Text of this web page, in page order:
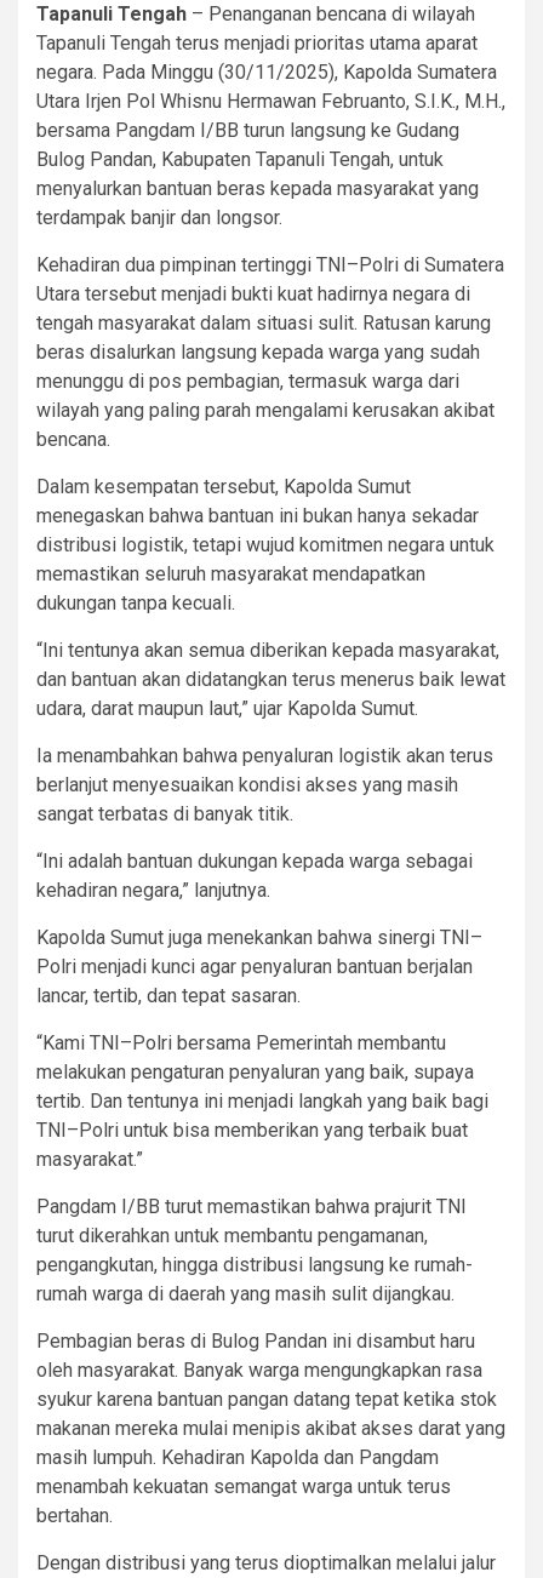
Tapanuli Tengah – Penanganan bencana di wilayah
Tapanuli Tengah terus menjadi prioritas utama aparat
negara. Pada Minggu (30/11/2025), Kapolda Sumatera
Utara Irjen Pol Whisnu Hermawan Februanto, S.I.K., M.H.,
bersama Pangdam I/BB turun langsung ke Gudang
Bulog Pandan, Kabupaten Tapanuli Tengah, untuk
menyalurkan bantuan beras kepada masyarakat yang
terdampak banjir dan longsor.
Kehadiran dua pimpinan tertinggi TNI–Polri di Sumatera
Utara tersebut menjadi bukti kuat hadirnya negara di
tengah masyarakat dalam situasi sulit. Ratusan karung
beras disalurkan langsung kepada warga yang sudah
menunggu di pos pembagian, termasuk warga dari
wilayah yang paling parah mengalami kerusakan akibat
bencana.
Dalam kesempatan tersebut, Kapolda Sumut
menegaskan bahwa bantuan ini bukan hanya sekadar
distribusi logistik, tetapi wujud komitmen negara untuk
memastikan seluruh masyarakat mendapatkan
dukungan tanpa kecuali.
“Ini tentunya akan semua diberikan kepada masyarakat,
dan bantuan akan didatangkan terus menerus baik lewat
udara, darat maupun laut,” ujar Kapolda Sumut.
Ia menambahkan bahwa penyaluran logistik akan terus
berlanjut menyesuaikan kondisi akses yang masih
sangat terbatas di banyak titik.
“Ini adalah bantuan dukungan kepada warga sebagai
kehadiran negara,” lanjutnya.
Kapolda Sumut juga menekankan bahwa sinergi TNI–
Polri menjadi kunci agar penyaluran bantuan berjalan
lancar, tertib, dan tepat sasaran.
“Kami TNI–Polri bersama Pemerintah membantu
melakukan pengaturan penyaluran yang baik, supaya
tertib. Dan tentunya ini menjadi langkah yang baik bagi
TNI–Polri untuk bisa memberikan yang terbaik buat
masyarakat.”
Pangdam I/BB turut memastikan bahwa prajurit TNI
turut dikerahkan untuk membantu pengamanan,
pengangkutan, hingga distribusi langsung ke rumah-
rumah warga di daerah yang masih sulit dijangkau.
Pembagian beras di Bulog Pandan ini disambut haru
oleh masyarakat. Banyak warga mengungkapkan rasa
syukur karena bantuan pangan datang tepat ketika stok
makanan mereka mulai menipis akibat akses darat yang
masih lumpuh. Kehadiran Kapolda dan Pangdam
menambah kekuatan semangat warga untuk terus
bertahan.
Dengan distribusi yang terus dioptimalkan melalui jalur